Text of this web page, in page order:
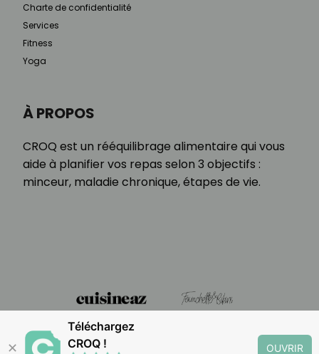
À PROPOS
CROQ est un rééquilibrage alimentaire qui vous
aide à planifier vos repas selon 3 objectifs :
minceur, maladie chronique, étapes de vie.
Charte de confidentialité
Services
Fitness
Yoga
✕
Téléchargez
CROQ !
OUVRIR